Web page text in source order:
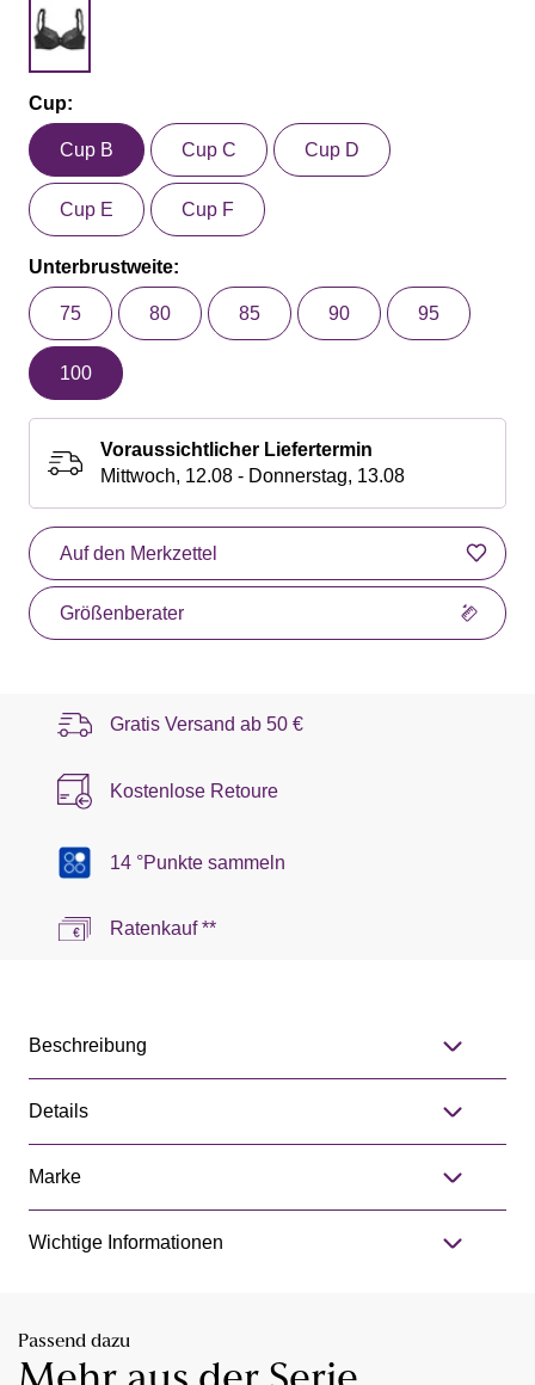
Cup:
Cup B Cup C Cup D
Cup E Cup F
Unterbrustweite:
75 80 85 90 95
100
Voraussichtlicher Liefertermin
Mittwoch, 12.08 - Donnerstag, 13.08
Auf den Merkzettel
Größenberater
Gratis Versand ab 50 €
Kostenlose Retoure
14 °Punkte sammeln
Ratenkauf **
Beschreibung
Details
Marke
Wichtige Informationen
Passend dazu